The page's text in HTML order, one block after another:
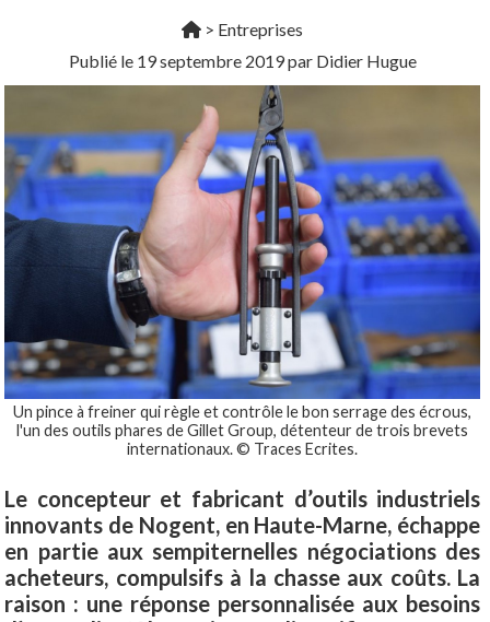
> Entreprises
Publié le 19 septembre 2019par Didier Hugue
Un pince à freiner qui règle et contrôle le bon serrage des écrous,
l'un des outils phares de Gillet Group, détenteur de trois brevets
internationaux. © Traces Ecrites.
Le concepteur et fabricant d’outils industriels
innovants de Nogent, en Haute-Marne, échappe
en partie aux sempiternelles négociations des
acheteurs, compulsifs à la chasse aux coûts. La
raison : une réponse personnalisée aux besoins